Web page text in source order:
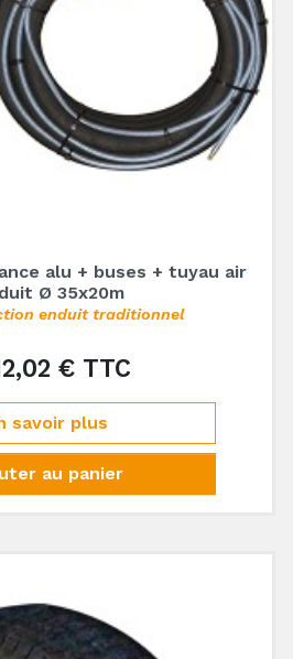
alu + buses + tuyau air
Ø 35x20m
enduit traditionnel
€ TTC
savoir plus
au panier